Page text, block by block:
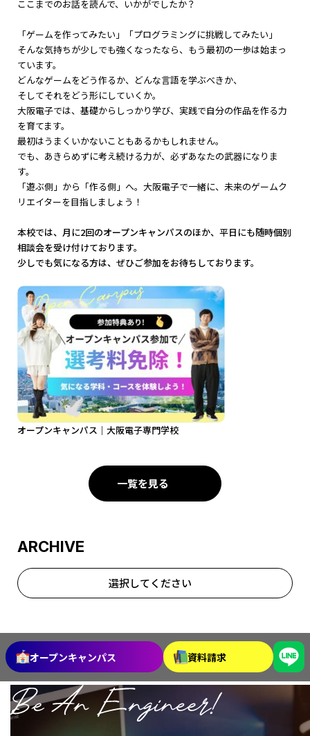
ARCHIVE
選択してください
2026年3月 2026年2月
2026年1月 2025年12月
ここまでのお話を読んで、いかがでしたか？
「ゲームを作ってみたい」「プログラミングに挑戦してみたい」
そんな気持ちが少しでも強くなったなら、もう最初の一歩は始まっ
ています。
どんなゲームをどう作るか、どんな言語を学ぶべきか、
そしてそれをどう形にしていくか。
大阪電子では、基礎からしっかり学び、実践で自分の作品を作る力
を育てます。
最初はうまくいかないこともあるかもしれません。
でも、あきらめずに考え続ける力が、必ずあなたの武器になりま
す。
「遊ぶ側」から「作る側」へ。大阪電子で一緒に、未来のゲームク
リエイターを目指しましょう！
本校では、月に2回のオープンキャンパスのほか、平日にも随時個別
相談会を受け付けております。
少しでも気になる方は、ぜひご参加をお待ちしております。
オープンキャンパス｜大阪電子専門学校
一覧を見る
オープンキャンパス 資料請求